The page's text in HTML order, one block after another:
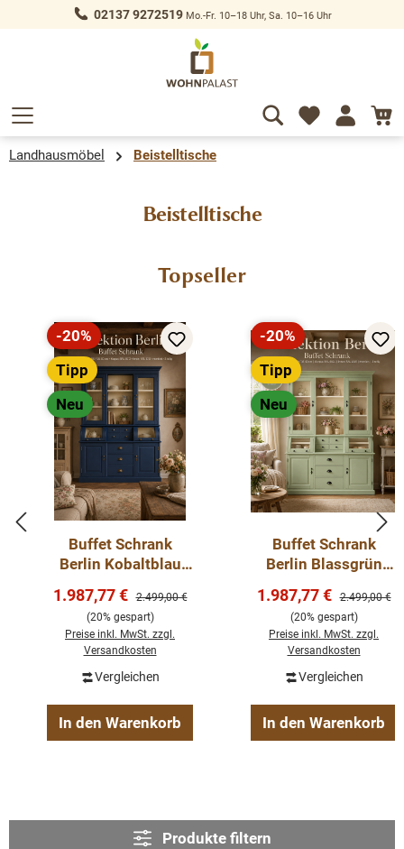
springen 02137 9272519Mo.-Fr. 10–18 Uhr, Sa. 10–16 Uhr
Landhausmöbel Beistelltische
Beistelltische
Produktgalerie überspringen
Topseller
Rabatt
-20%
Tipp
Neu
Buffet Schrank
Berlin Kobaltblau
Landhausstil
Verkaufspreis:
1.987,77 € Regulärer Preis:
2.499,00 €
(20% gespart)
Preise inkl. MwSt. zzgl.
Versandkosten
Vergleichen
In den Warenkorb
Rabatt
-20%
Tipp
Neu
Buffet Schrank
Berlin Blassgrün
Landhausstil Kopie
Verkaufspreis:
1.987,77 € Regulärer
2.499,00 €
(20% gespart)
Preise inkl. MwSt. zzgl.
Versandkosten
Vergleichen
In den Warenkorb
Produkte filtern